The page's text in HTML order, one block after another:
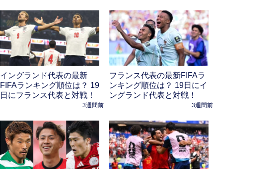
イングランド代表の最新
FIFAランキング順位は？ 19
日にフランス代表と対戦！
3週間前
フランス代表の最新FIFAラ
ンキング順位は？ 19日にイ
ングランド代表と対戦！
3週間前